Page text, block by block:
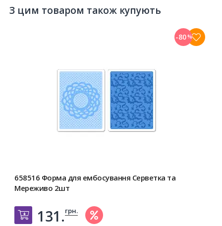
З цим товаром також купують
658516 Форма для ембосування Серветка та
Мереживо 2шт
Добавить в корзину
131.грн.
-80%